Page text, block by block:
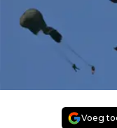
Voeg